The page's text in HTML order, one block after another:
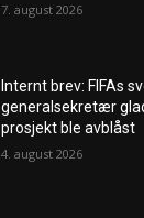
7. august 2026
Internt brev: FIFAs
generalsekretær
prosjekt ble avblåst
4. august 2026